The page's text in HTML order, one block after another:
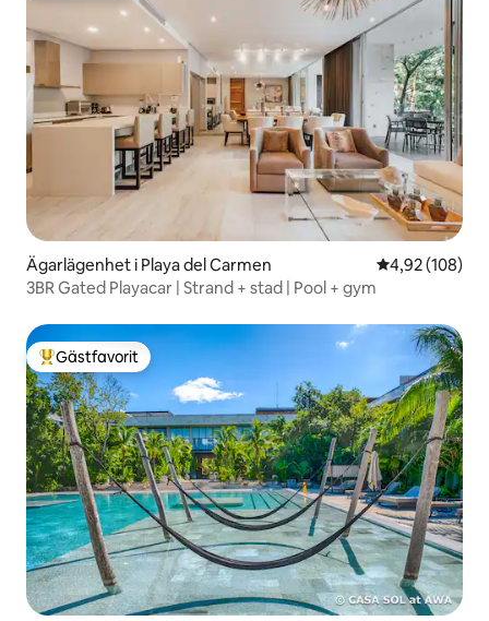
Ägarlägenhet i Playa del Carmen 4,92 av 5 i
4,92 (108)
3BR Gated Playacar | Strand + stad | Pool + gym
Populär gästfavorit
Gästfavorit